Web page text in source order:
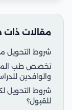
مقالات ذات
شروط التحويل
تخصص طب
والوافدين
شروط التحويل
للقبول؟